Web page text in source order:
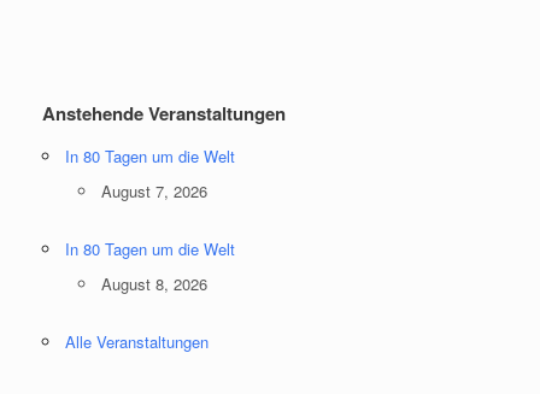
Anstehende Veranstaltungen
In 80 Tagen um die Welt
August 7, 2026
In 80 Tagen um die Welt
August 8, 2026
Alle Veranstaltungen